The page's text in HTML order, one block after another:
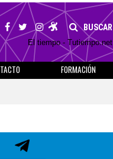
BUSCAR
El tiempo - Tutiempo.net
FORMACIÓN